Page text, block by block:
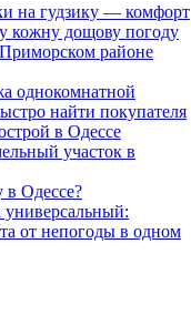
на гудзику — комфорт
у кожну дощову погоду
районе
однокомнатной
найти покупателя
в Одессе
участок в
в Одессе?
от непогоды в одном